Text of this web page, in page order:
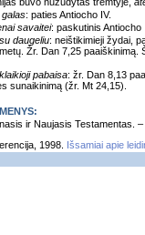
: paties Antiocho IV.
savaitei: paskutinis
su daugeliu: neištikimieji žydai,
Žr. Dan 7,25 paaiškinimą.
klaikioji pabaisa: žr. Dan 8,13
sunaikinimą (žr. Mt 24,15).
ir Naujasis Testamentas.
1998.
Išsamiai apie